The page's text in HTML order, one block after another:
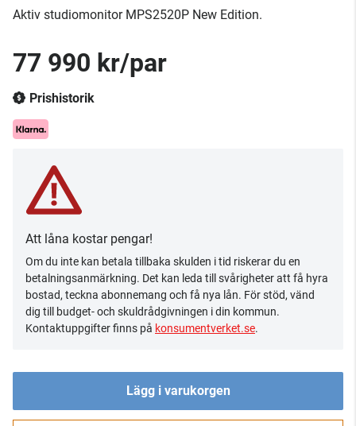
Aktiv studiomonitor ​MPS2520P New Edition.
77 990 kr/par
Prishistorik
Att låna kostar pengar!
Om du inte kan betala tillbaka skulden i tid riskerar du en
betalningsanmärkning. Det kan leda till svårigheter att få hyra
bostad, teckna abonnemang och få nya lån. För stöd, vänd
dig till budget- och skuldrådgivningen i din kommun.
Kontaktuppgifter finns på konsumentverket.se.
Lägg i varukorgen